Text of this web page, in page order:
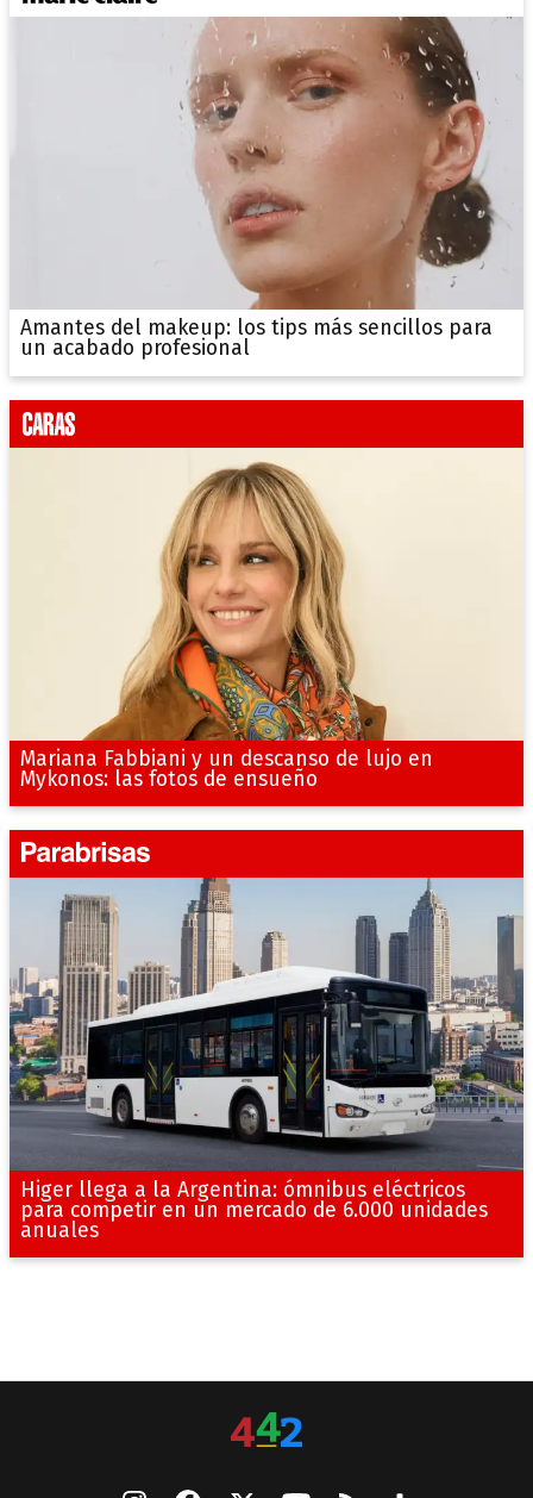
Amantes del makeup: los tips más sencillos para
un acabado profesional
Mariana Fabbiani y un descanso de lujo en
Mykonos: las fotos de ensueño
Higer llega a la Argentina: ómnibus eléctricos
para competir en un mercado de 6.000 unidades
anuales